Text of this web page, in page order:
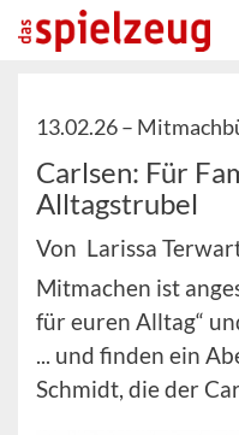
13.02.26 –
Carlsen: Für
Alltagstrubel
Von Larissa
Mitmachen ist
für euren Alltag“
... und finden ein
Schmidt, die der